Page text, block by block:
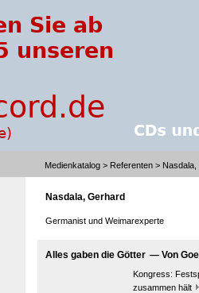
Medienkatalog > Referenten >
Nasdala, Gerhard
Germanist und Weimarexperte
Alles gaben die Götter — Von
Kongress:
zusammen hält